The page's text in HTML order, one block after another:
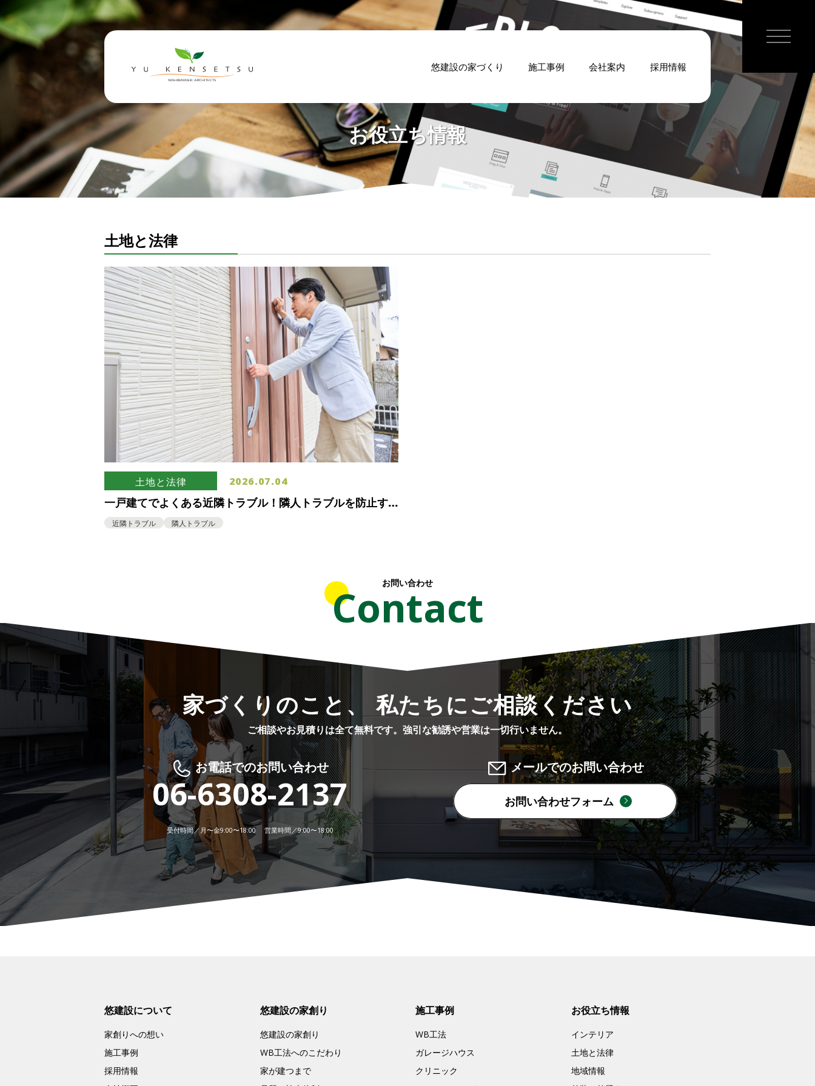
悠建設の家づくり 施工事例 会社案内 採用情報
お役立ち情報
土地と法律
土地と法律 2026.07.04
一戸建てでよくある近隣トラブル！隣人トラブルを防止す
るための対策について
近隣トラブル 隣人トラブル
お問い合わせ
Contact
家づくりのこと、 私たちにご相談ください
ご相談やお見積りは全て無料です。 強引な勧誘や営業は一切行いません。
お電話でのお問い合わせ
06-6308-2137
受付時間／月〜金9:00〜18:00 営業時間／9:00〜18:00
メールでのお問い合わせ
お問い合わせフォーム
悠建設について
家創りへの想い
施工事例
採用情報
悠建設の家創り
悠建設の家創り
WB工法へのこだわり
家が建つまで
施工事例
WB工法
ガレージハウス
クリニック
お役立ち情報
インテリア
土地と法律
地域情報